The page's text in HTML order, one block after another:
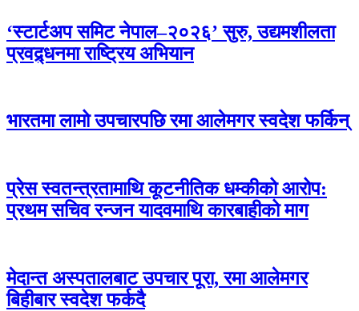
‘स्टार्टअप समिट नेपाल–२०२६’ सुरु, उद्यमशीलता
प्रवद्र्धनमा राष्ट्रिय अभियान
भारतमा लामो उपचारपछि रमा आलेमगर स्वदेश फर्किन्
प्रेस स्वतन्त्रतामाथि कूटनीतिक धम्कीको आरोप:
प्रथम सचिव रन्जन यादवमाथि कारबाहीको माग
मेदान्त अस्पतालबाट उपचार पूरा, रमा आलेमगर
बिहीबार स्वदेश फर्कदै